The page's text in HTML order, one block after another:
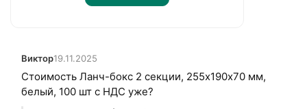
Виктор19.11.2025
Стоимость Ланч-бокс 2 секции, 255х190х70 мм,
белый, 100 шт с НДС уже?